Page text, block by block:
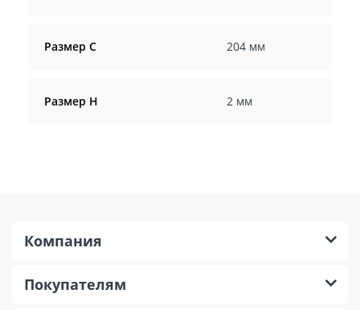
Размер С 204 мм
Размер Н 2 мм
Компания
Покупателям